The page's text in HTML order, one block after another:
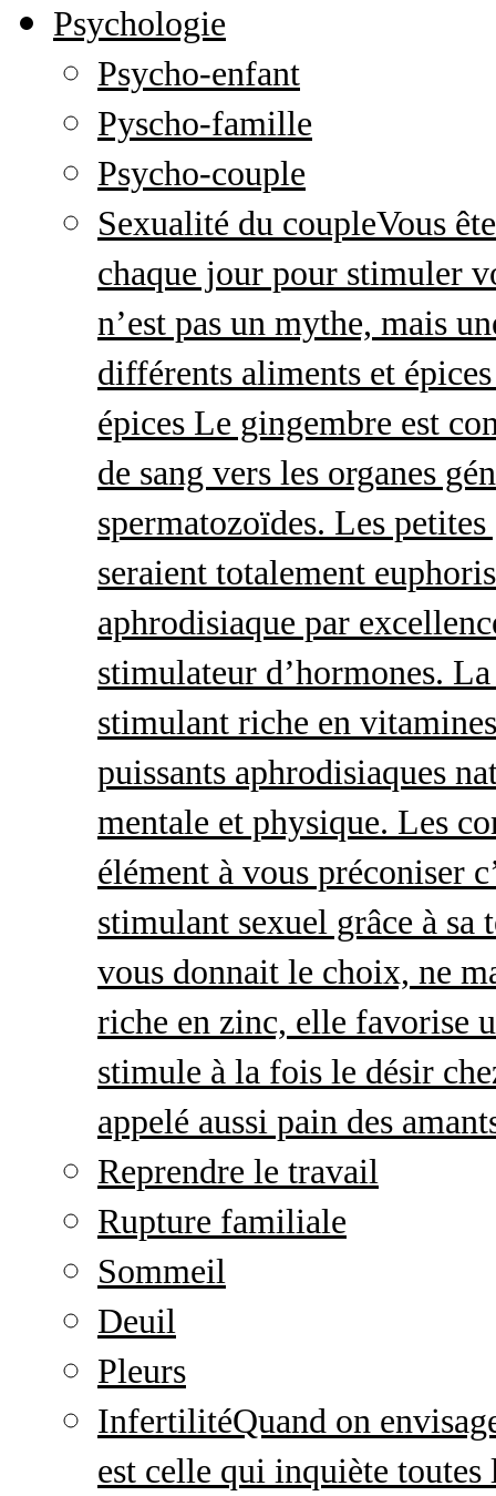
Psychologie
Psycho-enfant
Pyscho-famille
Psycho-couple
Sexualité du coupleVous
chaque jour pour stimuler
n’est pas un mythe, mais
différents aliments et
épices Le gingembre est
de sang vers les organes
spermatozoïdes. Les
seraient totalement
aphrodisiaque par
stimulateur d’hormones.
stimulant riche en
puissants aphrodisiaques
mentale et physique. Les
élément à vous préconiser
stimulant sexuel grâce à sa
vous donnait le choix, ne
riche en zinc, elle favorise
stimule à la fois le désir
appelé aussi pain des
Reprendre le travail
Rupture familiale
Sommeil
Deuil
Pleurs
InfertilitéQuand on
est celle qui inquiète